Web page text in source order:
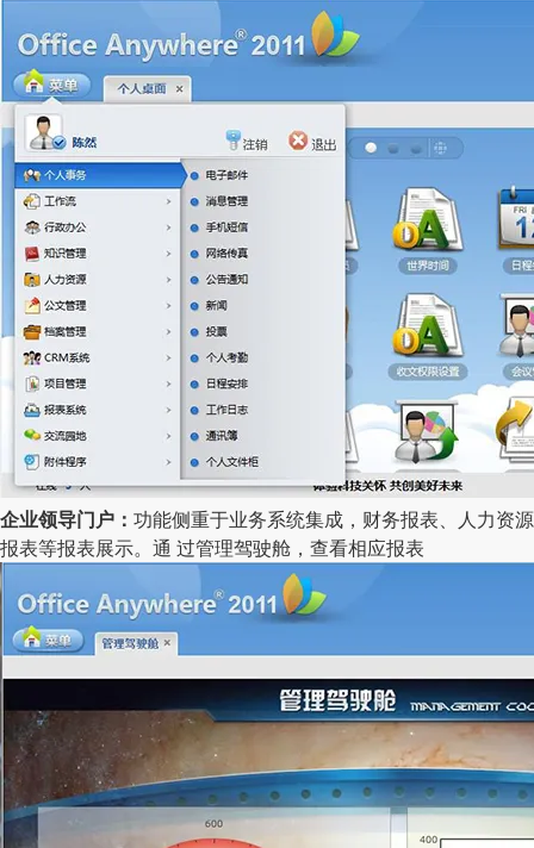
企业领导门户： 功能侧重于业务系统集成，财务报表、人力资源
报表等报表展示。通 过管理驾驶舱，查看相应报表